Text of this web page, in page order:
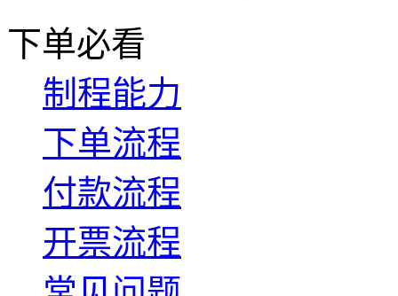
下单必看
制程能力
下单流程
付款流程
开票流程